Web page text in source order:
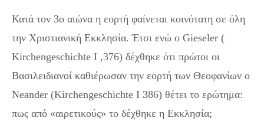
Κατά τον 3ο αιώνα η εορτή φαίνεται κοινότατη σε όλη
την Χριστιανική Εκκλησία. Έτσι ενώ ο Gieseler (
Kirchengeschichte I ,376) δέχθηκε ότι πρώτοι οι
Βασιλειδιανοί καθιέρωσαν την εορτή των Θεοφανίων ο
Neander (Kirchengeschichte I 386) θέτει το ερώτημα:
πως από «αιρετικούς» το δέχθηκε η Εκκλησία;